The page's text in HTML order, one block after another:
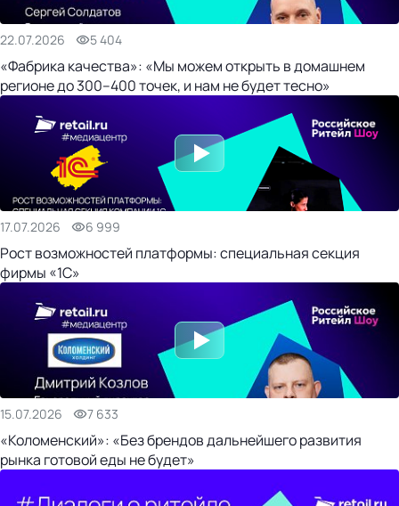
22.07.2026 5 404
«Фабрика качества»: «Мы можем открыть в домашнем
регионе до 300–400 точек, и нам не будет тесно»
17.07.2026 6 999
Рост возможностей платформы: специальная секция
фирмы «1С»
15.07.2026 7 633
«Коломенский»: «Без брендов дальнейшего развития
рынка готовой еды не будет»